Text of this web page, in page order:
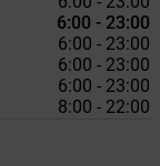
6:00 - 23:00
6:00 - 23:00
6:00 - 23:00
6:00 - 23:00
8:00 - 22:00